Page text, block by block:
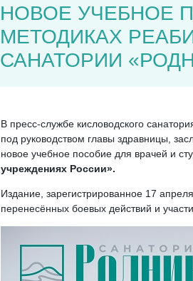
НОВОЕ УЧЕБНОЕ
МЕТОДИКАХ
САНАТОРИИ
В пресс-службе кисловодского
под руководством главы здравницы,
новое учебное пособие для врачей и
учреждениях России».
Издание, зарегистрированное 17
перенесённых боевых действий и